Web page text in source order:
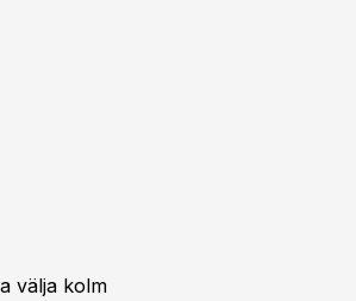
välja kolm